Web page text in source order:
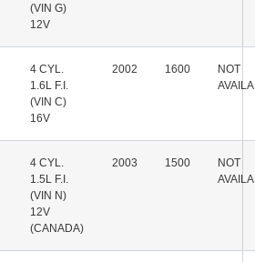
(VIN G)
12V
4 CYL.
1.6L F.I.
(VIN C)
16V
2002 1600
NOT
4 CYL.
1.5L F.I.
(VIN N)
12V
(CANADA)
2003 1500
NOT